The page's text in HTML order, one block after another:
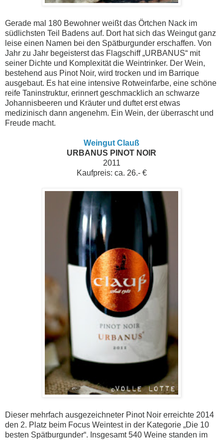
Gerade mal 180 Bewohner weißt das Örtchen Nack im
südlichsten Teil Badens auf. Dort hat sich das Weingut ganz
leise einen Namen bei den Spätburgunder erschaffen. Von
Jahr zu Jahr begeisterst das Flagschiff „URBANUS“ mit
seiner Dichte und Komplexität die Weintrinker. Der Wein,
bestehend aus Pinot Noir, wird trocken und im Barrique
ausgebaut. Es hat eine intensive Rotweinfarbe, eine schöne
reife Taninstruktur, erinnert geschmacklich an schwarze
Johannisbeeren und Kräuter und duftet erst etwas
medizinisch dann angenehm. Ein Wein, der überrascht und
Freude macht.
Weingut Clauß
URBANUS PINOT NOIR
2011
Kaufpreis: ca. 26.- €
Dieser mehrfach ausgezeichneter Pinot Noir erreichte 2014
den 2. Platz beim Focus Weintest in der Kategorie „Die 10
besten Spätburgunder“. Insgesamt 540 Weine standen im